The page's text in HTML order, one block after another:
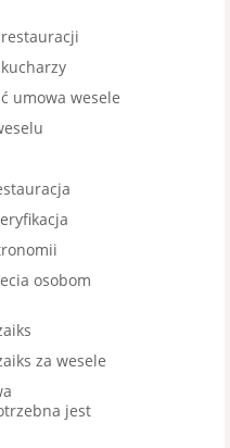
umowa wesele
osobom
za wesele
jest